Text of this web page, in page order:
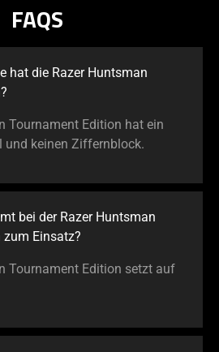
FAQS
hat die Razer Huntsman
Tournament Edition hat ein
und keinen Ziffernblock.
bei der Razer Huntsman
Einsatz?
Tournament Edition setzt auf